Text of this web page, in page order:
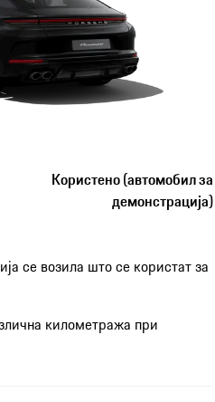
Користено (автомобил за
демонстрација)
се возила што се користат за
километража при